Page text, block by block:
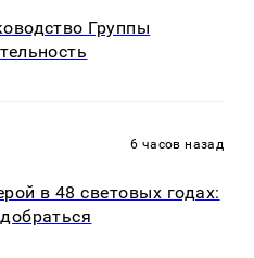
Группы
6 часов назад
в 48 световых годах: